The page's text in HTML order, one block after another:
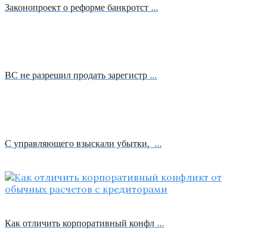
Законопроект о реформе банкротст …
ВС не разрешил продать зарегистр …
С управляющего взыскали убытки, …
Как отличить корпоративный конфл …